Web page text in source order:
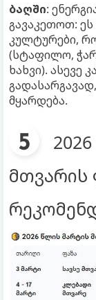
ბაღში:
გავაკეთოთ:
კულტურები,
(სტაფილო,
ხახვი). ასევე
მყარდება.
მთვარის